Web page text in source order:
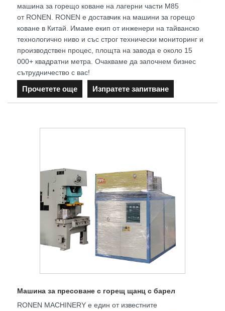
машина за горещо коване на лагерни части M85
от RONEN. RONEN е доставчик на машини за горещо
коване в Китай. Имаме екип от инженери на тайванско
технологично ниво и със строг технически мониторинг и
производствен процес, площта на завода е около 15
000+ квадратни метра. Очакваме да започнем бизнес
сътрудничество с вас!
Прочетете още Изпратете запитване
Машина за пресоване с горещ щанц с барел
RONEN MACHINERY е един от известните